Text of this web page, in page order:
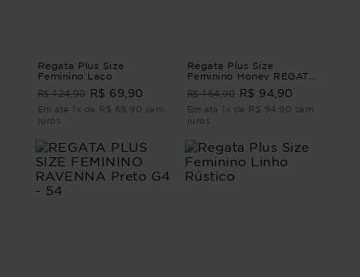
Regata Plus Size
Feminino Laço
R$ 124,90 R$ 69,90
Em até 1x de R$ 69,90 sem
juros
Regata Plus Size
Feminino Honey REGATA
HONEY Azul G1 - 48
R$ 164,90 R$ 94,90
Em até 1x de R$ 94,90 sem
juros